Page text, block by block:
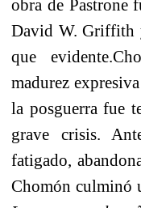
obra de Pastrone
David W. Griffith
que evidente.
madurez
la posguerra fue
grave crisis.
fatigado,
Chomón culminó